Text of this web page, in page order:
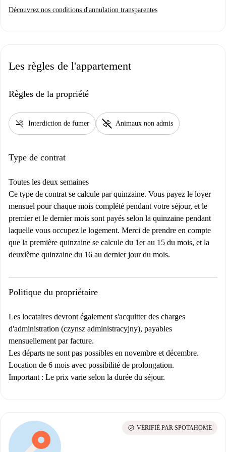
Découvrez nos conditions d'annulation transparentes
Les règles de l'appartement
Règles de la propriété
smoke_free Interdiction de fumer pet_supplies Animaux non admis
Type de contrat
Toutes les deux semaines
Ce type de contrat se calcule par quinzaine. Vous payez le loyer
mensuel pour chaque mois complété pendant votre séjour, et le
premier et le dernier mois sont payés selon la quinzaine pendant
laquelle vous occupez le logement. Merci de prendre en compte
que la première quinzaine se calcule du 1er au 15 du mois, et la
deuxième quinzaine du 16 au dernier jour du mois.
Politique du propriétaire
Les locataires devront également s'acquitter des charges
d'administration (czynsz administracyjny), payables
mensuellement par facture.
Les départs ne sont pas possibles en novembre et décembre.
Location de 6 mois avec possibilité de prolongation.
Important : Le prix varie selon la durée du séjour.
check_circle VÉRIFIÉ PAR SPOTAHOME